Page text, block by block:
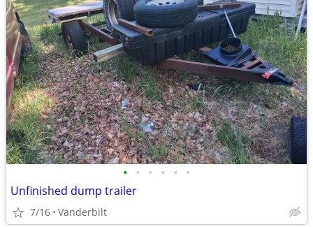
• • • • • •
Unfinished dump trailer
7/16 Vanderbilt